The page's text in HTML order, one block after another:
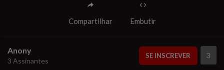
Compartilhar Embutir
Anony
3 Assinantes
SE INSCREVER 3